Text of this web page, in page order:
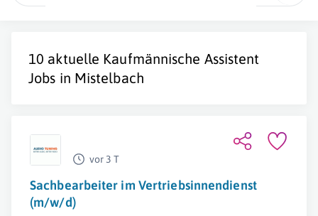
10 aktuelle Kaufmännische Assistent
Jobs in Mistelbach
vor 3 T
Sachbearbeiter im Vertriebsinnendienst
(m/w/d)